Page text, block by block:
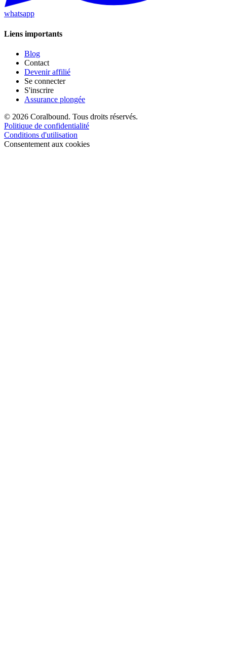
whatsapp
Liens importants
Blog
Contact
Devenir affilié
Se connecter
S'inscrire
Assurance plongée
© 2026 Coralbound. Tous droits réservés.
Politique de confidentialité
Conditions d'utilisation
Consentement aux cookies